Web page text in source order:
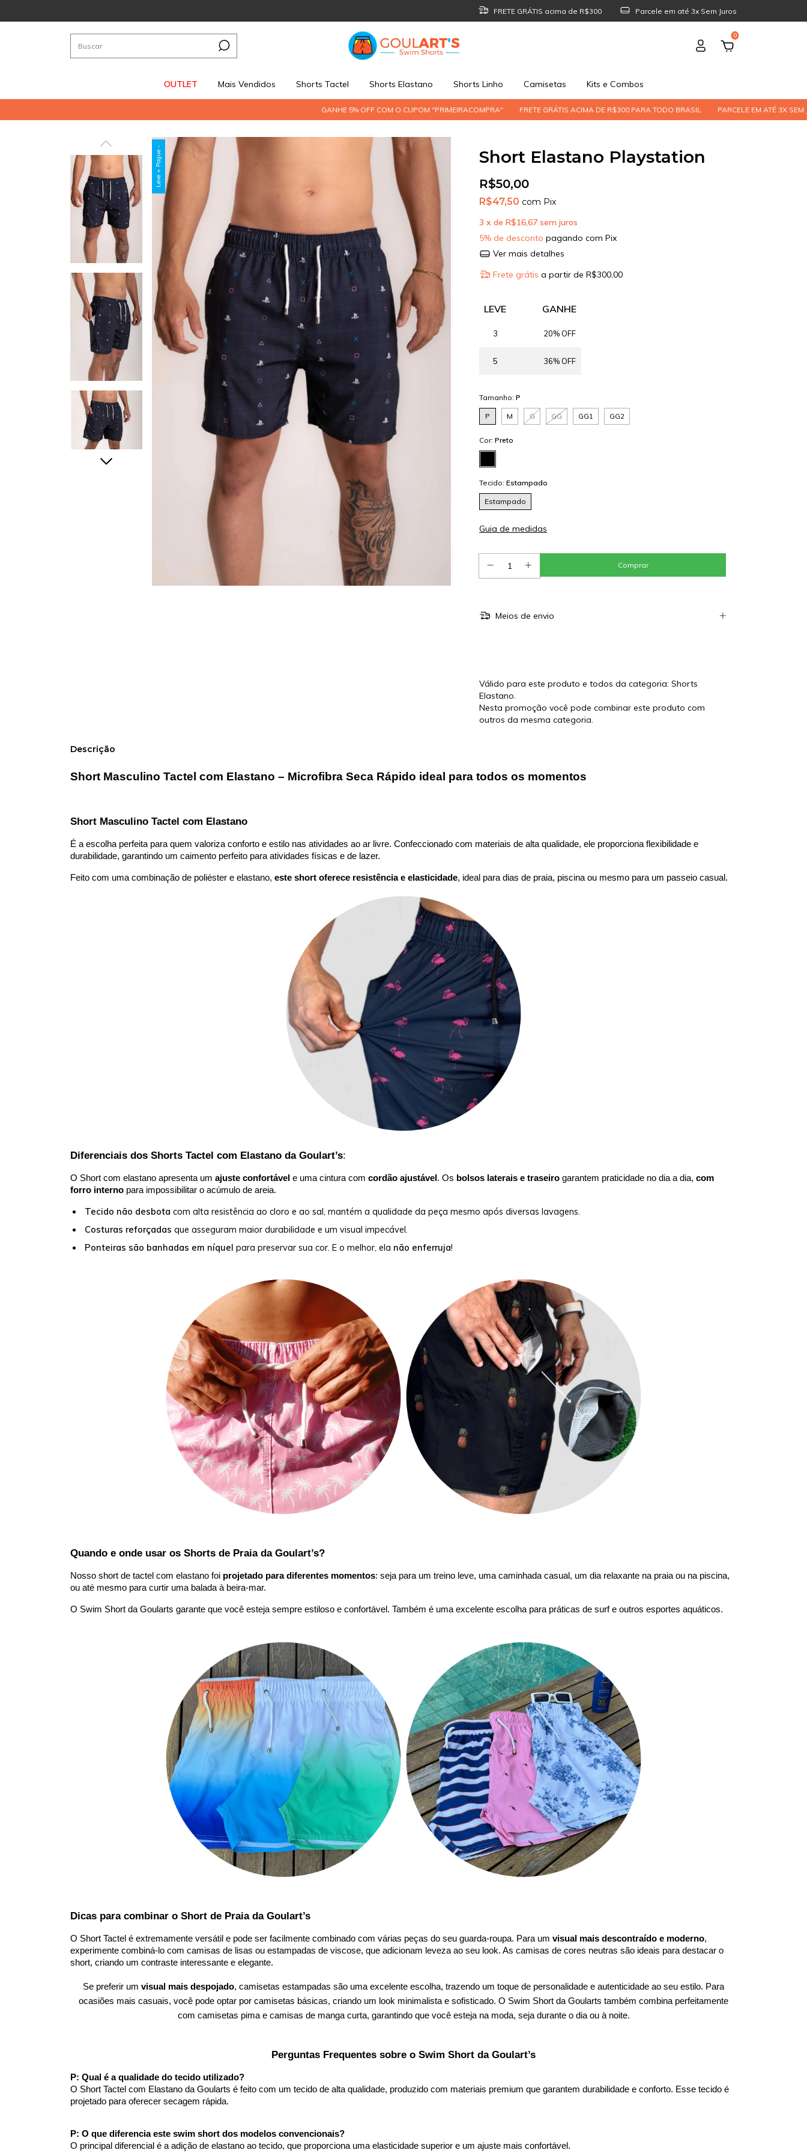
FRETE GRÁTIS acima de R$300 Parcele em até 3x Sem Juros
0
OUTLET Mais Vendidos Shorts Tactel Shorts Elastano Shorts Linho Camisetas Kits e Combos
GANHE 5% OFF COM O CUPOM "PRIMEIRACOMPRA" FRETE GRÁTIS ACIMA DE R$300 PARA TODO BRASIL PARCELE EM ATÉ 3X SEM JUROS | PIX
Leve + Pague - Short Elastano Playstation
R$50,00
R$47,50 com Pix
3 x de R$16,67 sem juros
5% de desconto pagando com Pix
Ver mais detalhes
Frete grátis a partir de R$300,00
LEVE GANHE
3 20% OFF
5 36% OFF
Tamanho: P
P M G GG GG1 GG2
Cor: Preto
Tecido: Estampado
Estampado
Guia de medidas
Meios de envio
Válido para este produto e todos da categoria: Shorts
Elastano.
Nesta promoção você pode combinar este produto com
outros da mesma categoria.
Descrição
Short Masculino Tactel com Elastano – Microfibra Seca Rápido ideal para todos os momentos
Short Masculino Tactel com Elastano
É a escolha perfeita para quem valoriza conforto e estilo nas atividades ao ar livre. Confeccionado com materiais de alta qualidade, ele proporciona flexibilidade e
durabilidade, garantindo um caimento perfeito para atividades físicas e de lazer.
Feito com uma combinação de poliéster e elastano, este short oferece resistência e elasticidade, ideal para dias de praia, piscina ou mesmo para um passeio casual.
Diferenciais dos Shorts Tactel com Elastano da Goulart’s:
O Short com elastano apresenta um ajuste confortável e uma cintura com cordão ajustável . Os bolsos laterais e traseiro garantem praticidade no dia a dia, com
forro interno para impossibilitar o acúmulo de areia.
Tecido não desbota com alta resistência ao cloro e ao sal, mantém a qualidade da peça mesmo após diversas lavagens.
Costuras reforçadas que asseguram maior durabilidade e um visual impecável.
Ponteiras são banhadas em níquel para preservar sua cor. E o melhor, ela não enferruja!
Quando e onde usar os Shorts de Praia da Goulart’s?
Nosso short de tactel com elastano foi projetado para diferentes momentos: seja para um treino leve, uma caminhada casual, um dia relaxante na praia ou na piscina,
ou até mesmo para curtir uma balada à beira-mar.
O Swim Short da Goularts garante que você esteja sempre estiloso e confortável. Também é uma excelente escolha para práticas de surf e outros esportes aquáticos.
Dicas para combinar o Short de Praia da Goulart’s
O Short Tactel é extremamente versátil e pode ser facilmente combinado com várias peças do seu guarda-roupa. Para um visual mais descontraído e moderno,
experimente combiná-lo com camisas de lisas ou estampadas de viscose, que adicionam leveza ao seu look. As camisas de cores neutras são ideais para destacar o
short, criando um contraste interessante e elegante.
Se preferir um visual mais despojado, camisetas estampadas são uma excelente escolha, trazendo um toque de personalidade e autenticidade ao seu estilo. Para
ocasiões mais casuais, você pode optar por camisetas básicas, criando um look minimalista e sofisticado. O Swim Short da Goularts também combina perfeitamente
com camisetas pima e camisas de manga curta, garantindo que você esteja na moda, seja durante o dia ou à noite.
Perguntas Frequentes sobre o Swim Short da Goulart’s
P: Qual é a qualidade do tecido utilizado?
O Short Tactel com Elastano da Goularts é feito com um tecido de alta qualidade, produzido com materiais premium que garantem durabilidade e conforto. Esse tecido é
projetado para oferecer secagem rápida.
P: O que diferencia este swim short dos modelos convencionais?
O principal diferencial é a adição de elastano ao tecido, que proporciona uma elasticidade superior e um ajuste mais confortável.